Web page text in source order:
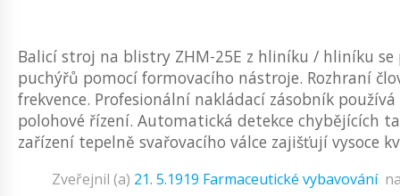
Balicí stroj na blistry ZHM-25E z hliníku / hliníku
puchýřů pomocí formovacího nástroje. Rozhraní
frekvence. Profesionální nakládací zásobník
polohové řízení. Automatická detekce chybějících
zařízení tepelně svařovacího válce zajišťují vysoce
Zveřejnil (a) 21. 5.1919 Farmaceutické vybavování